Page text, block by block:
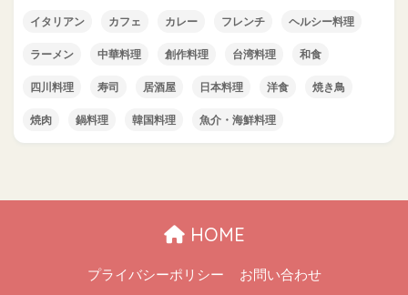
イタリアン カフェ カレー フレンチ ヘルシー料理
ラーメン 中華料理 創作料理 台湾料理 和食
四川料理 寿司 居酒屋 日本料理 洋食 焼き鳥
焼肉 鍋料理 韓国料理 魚介・海鮮料理
HOME
プライバシーポリシー お問い合わせ